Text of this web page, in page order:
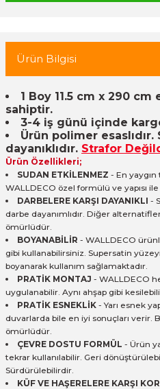
Duvar Kaplama
Ürün Bilgisi
1 Boy 11.5 cm x 290 cm
sahiptir.
3-4 iş günü içinde
Ürün polimer
dayanıklıdır. Strafor
Ürün Özellikleri;
SUDAN ETKİLENMEZ - En
WALLDECO özel formülü ve yapısı
DARBELERE KARŞI DAYANIKLI -
darbe dayanımlıdır. Diğer
ömürlüdür.
BOYANABİLİR - WALLDECO
gibi kullanabilirsiniz. Supersatin
boyanarak kullanım sağlamaktadır.
PRATİK MONTAJ - WALLDECO
uygulanabilir. Aynı ahşap gibi
PRATİK ESNEKLİK- Yarı esnek
duvarlarda bile en iyi sonuçları verir.
ömürlüdür.
ÇEVRE DOSTU FORMÜL - Ürün
tekrar kullanılabilir. Geri
Sürdürülebilirdir.
KÜF VE HAŞERELERE KARŞI